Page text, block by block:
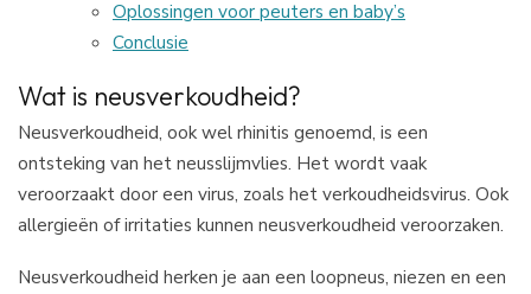
Oplossingen voor peuters en baby’s
Conclusie
Wat is neusverkoudheid?
Neusverkoudheid, ook wel rhinitis genoemd, is een
ontsteking van het neusslijmvlies. Het wordt vaak
veroorzaakt door een virus, zoals het verkoudheidsvirus. Ook
allergieën of irritaties kunnen neusverkoudheid veroorzaken.
Neusverkoudheid herken je aan een loopneus, niezen en een